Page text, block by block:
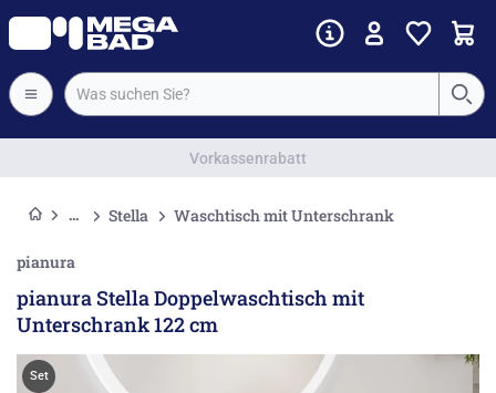
Vorkassenrabatt
Stella Waschtisch mit Unterschrank
pianura
pianura Stella Doppelwaschtisch mit
Unterschrank 122 cm
Set